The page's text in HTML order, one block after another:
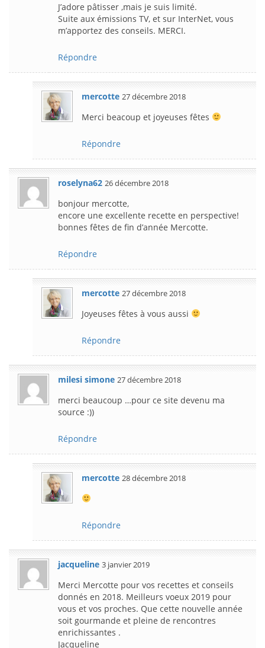
J’adore pâtisser ,mais je suis limité.
Suite aux émissions TV, et sur InterNet, vous
m’apportez des conseils. MERCI.
Répondre
mercotte 27 décembre 2018
Merci beacoup et joyeuses fêtes
Répondre
roselyna62 26 décembre 2018
bonjour mercotte,
encore une excellente recette en perspective!
bonnes fêtes de fin d’année Mercotte.
Répondre
mercotte 27 décembre 2018
Joyeuses fêtes à vous aussi
Répondre
milesi simone 27 décembre 2018
merci beaucoup …pour ce site devenu ma
source :))
Répondre
mercotte 28 décembre 2018
Répondre
jacqueline 3 janvier 2019
Merci Mercotte pour vos recettes et conseils
donnés en 2018. Meilleurs voeux 2019 pour
vous et vos proches. Que cette nouvelle année
soit gourmande et pleine de rencontres
enrichissantes .
Jacqueline